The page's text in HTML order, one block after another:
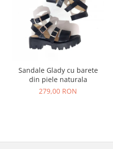
Sandale Glady cu barete
din piele naturala
279,00 RON